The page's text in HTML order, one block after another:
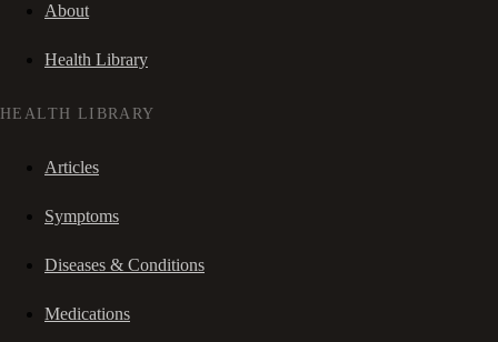
About
Health Library
HEALTH LIBRARY
Articles
Symptoms
Diseases & Conditions
Medications